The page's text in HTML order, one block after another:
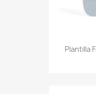
Plantilla